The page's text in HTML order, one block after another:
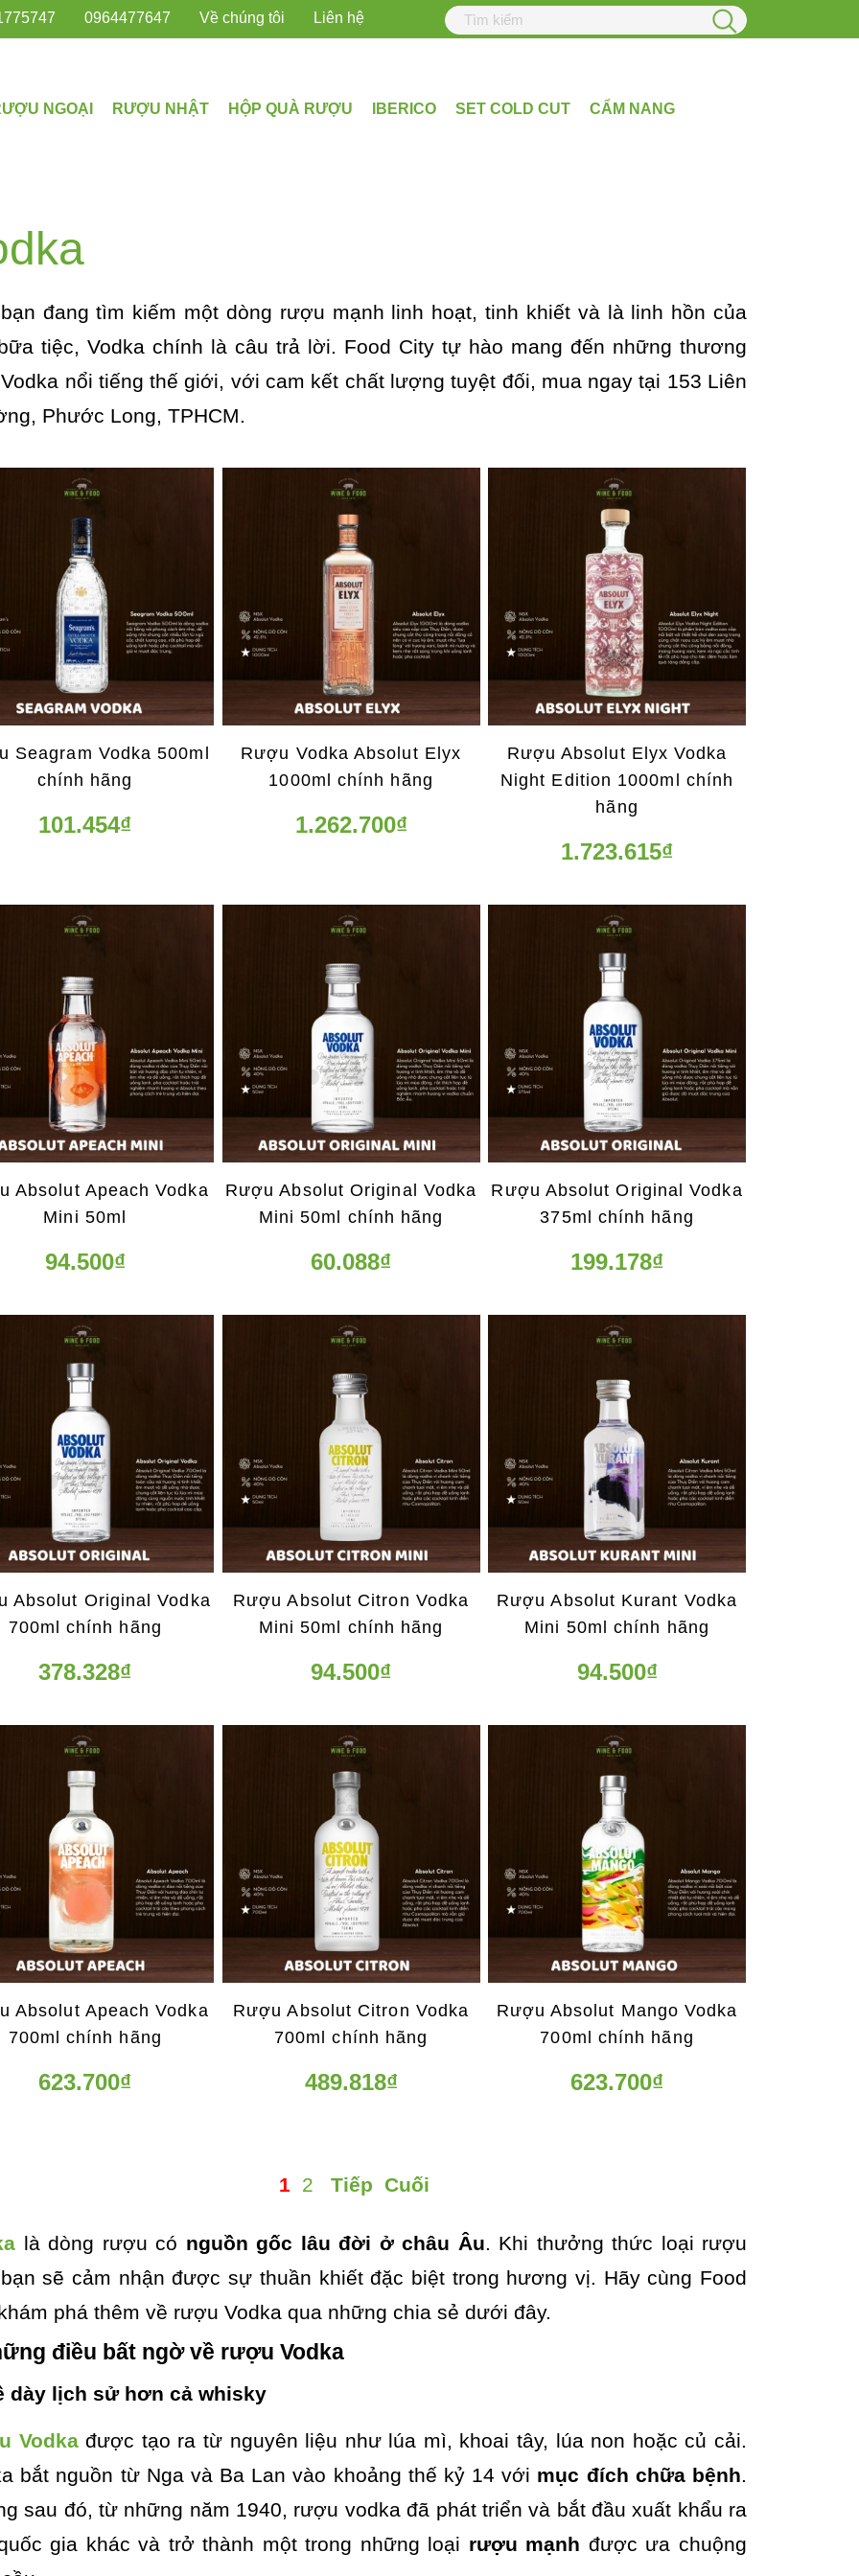
0964477647 Về chúng tôi Liên hệ
NGOẠI RƯỢU NHẬT HỘP QUÀ RƯỢU IBERICO SET COLD CUT CẨM NANG
đang tìm kiếm một dòng rượu mạnh linh hoạt, tinh khiết và là linh hồn của
tiệc, Vodka chính là câu trả lời. Food City tự hào mang đến những thương
nổi tiếng thế giới, với cam kết chất lượng tuyệt đối, mua ngay tại 153 Liên
Phước Long, TPHCM.
Seagram Vodka 500ml
chính hãng
101.454₫
Rượu Vodka Absolut Elyx
1000ml chính hãng
1.262.700₫
Rượu Absolut Elyx Vodka
Night Edition 1000ml chính
hãng
1.723.615₫
Absolut Apeach Vodka
Mini 50ml
94.500₫
Rượu Absolut Original Vodka
Mini 50ml chính hãng
60.088₫
Rượu Absolut Original Vodka
375ml chính hãng
199.178₫
Absolut Original Vodka
700ml chính hãng
378.328₫
Rượu Absolut Citron Vodka
Mini 50ml chính hãng
94.500₫
Rượu Absolut Kurant Vodka
Mini 50ml chính hãng
94.500₫
Absolut Apeach Vodka
700ml chính hãng
623.700₫
Rượu Absolut Citron Vodka
700ml chính hãng
489.818₫
Rượu Absolut Mango Vodka
700ml chính hãng
623.700₫
1 2 Tiếp Cuối
là dòng rượu có nguồn gốc lâu đời ở châu Âu. Khi thưởng thức loại rượu
sẽ cảm nhận được sự thuần khiết đặc biệt trong hương vị. Hãy cùng Food
phá thêm về rượu Vodka qua những chia sẻ dưới đây.
điều bất ngờ về rượu Vodka
dày lịch sử hơn cả whisky
Vodkađược tạo ra từ nguyên liệu như lúa mì, khoai tây, lúa non hoặc củ cải.
bắt nguồn từ Nga và Ba Lan vào khoảng thế kỷ 14 với mục đích chữa bệnh.
sau đó, từ những năm 1940, rượu vodka đã phát triển và bắt đầu xuất khẩu ra
gia khác và trở thành một trong những loại rượu mạnh được ưa chuộng